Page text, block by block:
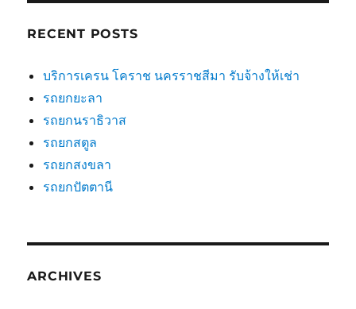
RECENT POSTS
บริการเครน โคราช นครราชสีมา รับจ้างให้เช่า
รถยกยะลา
รถยกนราธิวาส
รถยกสตูล
รถยกสงขลา
รถยกปัตตานี
ARCHIVES